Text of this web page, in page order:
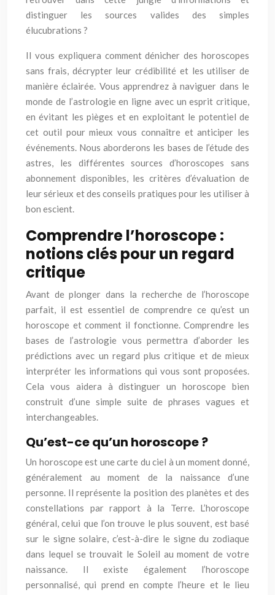
distinguer les sources valides des simples
élucubrations ?
Il vous expliquera comment dénicher des horoscopes
sans frais, décrypter leur crédibilité et les utiliser de
manière éclairée. Vous apprendrez à naviguer dans le
monde de l’astrologie en ligne avec un esprit critique,
en évitant les pièges et en exploitant le potentiel de
cet outil pour mieux vous connaître et anticiper les
événements. Nous aborderons les bases de l’étude des
astres, les différentes sources d’horoscopes sans
abonnement disponibles, les critères d’évaluation de
leur sérieux et des conseils pratiques pour les utiliser à
bon escient.
Comprendre l’horoscope :
notions clés pour un regard
critique
Avant de plonger dans la recherche de l’horoscope
parfait, il est essentiel de comprendre ce qu’est un
horoscope et comment il fonctionne. Comprendre les
bases de l’astrologie vous permettra d’aborder les
prédictions avec un regard plus critique et de mieux
interpréter les informations qui vous sont proposées.
Cela vous aidera à distinguer un horoscope bien
construit d’une simple suite de phrases vagues et
interchangeables.
Qu’est-ce qu’un horoscope ?
Un horoscope est une carte du ciel à un moment donné,
généralement au moment de la naissance d’une
personne. Il représente la position des planètes et des
constellations par rapport à la Terre. L’horoscope
général, celui que l’on trouve le plus souvent, est basé
sur le signe solaire, c’est-à-dire le signe du zodiaque
dans lequel se trouvait le Soleil au moment de votre
naissance. Il existe également l’horoscope
personnalisé, qui prend en compte l’heure et le lieu